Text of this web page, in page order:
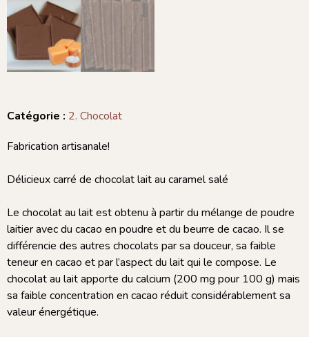
Catégorie : 2. Chocolat
Fabrication artisanale!
Délicieux carré de chocolat lait au caramel salé
Le chocolat au lait est obtenu à partir du mélange de poudre
laitier avec du cacao en poudre et du beurre de cacao. Il se
différencie des autres chocolats par sa douceur, sa faible
teneur en cacao et par l’aspect du lait qui le compose. Le
chocolat au lait apporte du calcium (200 mg pour 100 g) mais
sa faible concentration en cacao réduit considérablement sa
valeur énergétique.